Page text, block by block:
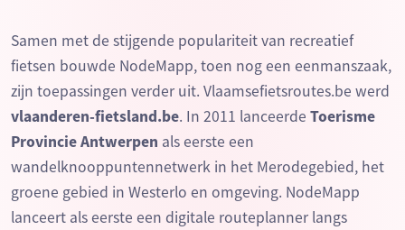
Samen met de stijgende populariteit van recreatief
fietsen bouwde NodeMapp, toen nog een eenmanszaak,
zijn toepassingen verder uit. Vlaamsefietsroutes.be werd
vlaanderen-fietsland.be. In 2011 lanceerde Toerisme
Provincie Antwerpen als eerste een
wandelknooppuntennetwerk in het Merodegebied, het
groene gebied in Westerlo en omgeving. NodeMapp
lanceert als eerste een digitale routeplanner langs